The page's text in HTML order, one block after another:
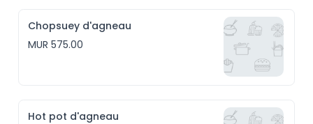
Chopsuey d'agneau
MUR 575.00
Hot pot d'agneau